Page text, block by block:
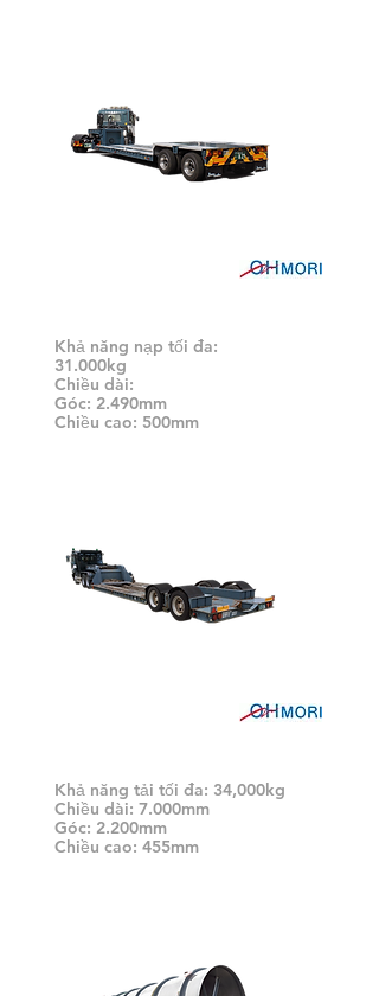
Khả năng nạp tối đa:
31.000kg
Chiều dài:
Góc: 2.490mm
Chiều cao: 500mm
Khả năng tải tối đa: 34,000kg
Chiều dài: 7.000mm
Góc: 2.200mm
Chiều cao: 455mm